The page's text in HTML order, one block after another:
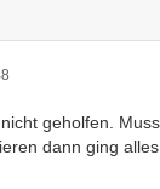
geholfen.
dann ging